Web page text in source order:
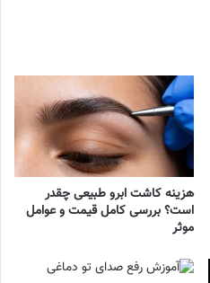
هزینه کاشت ابرو طبیعی چقدر
است؟ بررسی کامل قیمت و عوامل
موثر